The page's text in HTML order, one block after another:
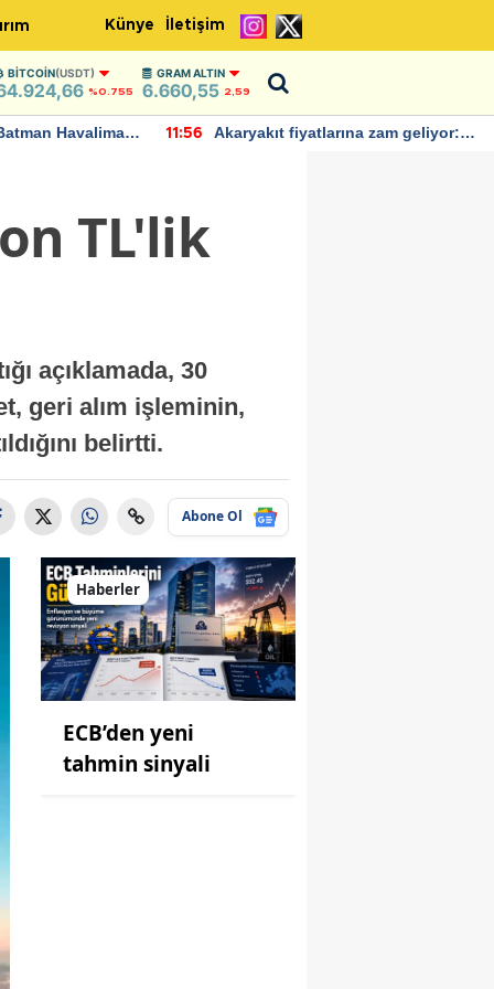
Künye İletişim
BITCOIN(USDT)
%0.755
GRAM ALTIN
6.660,55 2,59
Havalimanı
11:56
Akaryakıt fiyatlarına zam geliyor:
TL'lik
açıklamada, 30
geri alım işleminin,
belirtti.
Abone Ol
Haberler
ECB’den yeni
tahmin sinyali